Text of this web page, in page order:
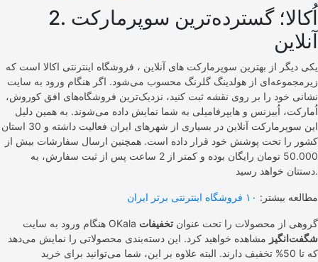
2. اُکالا؛ گسترده‌ترین سوپرمارکت
آنلاین
یکی دیگر از بهترین سوپرمارکت های آنلاین ، فروشگاه اینترنتی اکالا است که
زیرمجموعه‌ای از هولدینگ گلرنگ محسوب می‌شود. اگر هنگام ورود به سایت
نشانی خود را بر روی نقشه ثبت کنید، نزدیک‌ترین فروشگاه‌های افق کوروش،
اُمارکت، اُبیزنس و هایپرفامیلی به شما نمایش داده می‌شوند. به همین دلیل
این سوپرمارکت آنلاین در بسیاری از شهرهای ایران فعالیت داشته و 30 استان
کشور را تحت پوشش خود قرار داده است. همچنین ارسال سفارشات بیش از
50.000 تومان رایگان بوده و کمتر از 2 ساعت پس از ثبت سفارش، به
دستتان خواهد رسید.
مطالعه بیشتر: ۱۰ فروشگاه اینترنتی برتر ایران
هنگام ورود به سایت OKala گروهی از محصولات را تحت عنوان تخفیفات
شگفت‌انگیز مشاهده خواهید کرد. این دسته‌بندی محصولاتی را نمایش می‌دهد
که تا 50% تخفیف دارند. البته علاوه بر این، شما می‌توانید برای خرید